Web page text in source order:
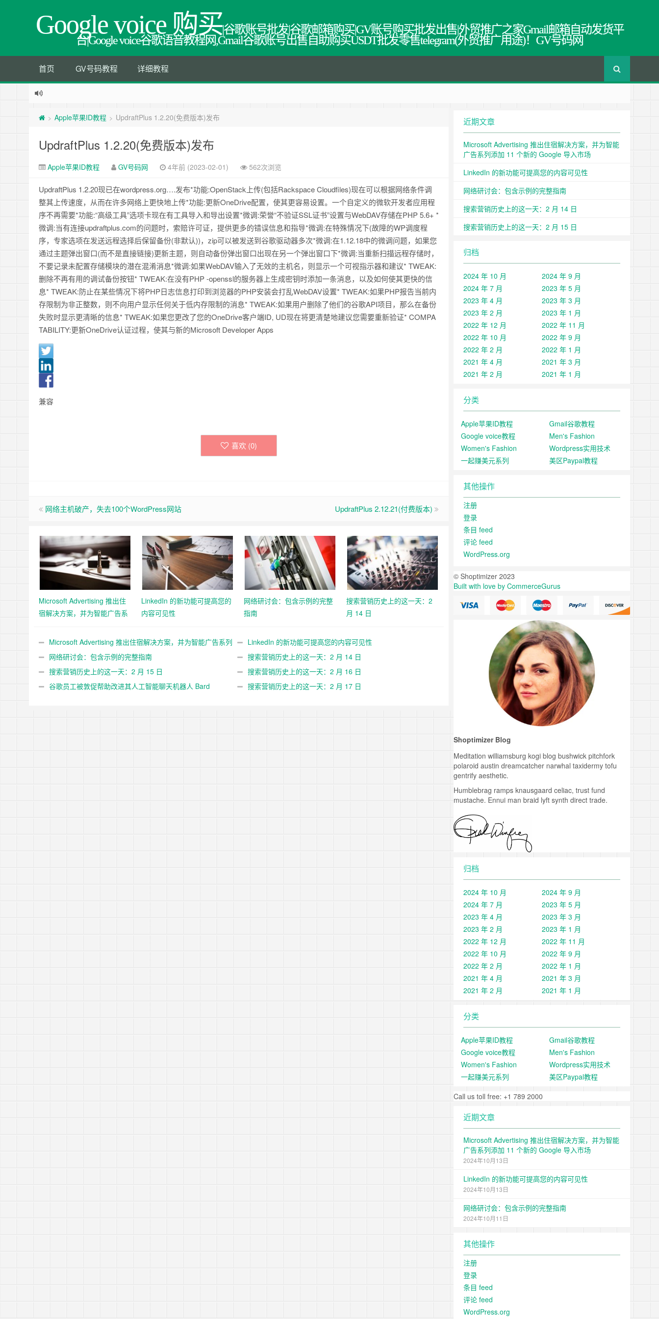
Google voice 购买|谷歌账号批发|谷歌邮箱购买|GV账号购买批发出售|外贸推广之家Gmail邮箱自动发货平
台|Google voice谷歌语音教程网,Gmail谷歌账号出售自助购买USDT批发零售telegram(外贸推广用途)！GV号码网
首页 GV号码教程 详细教程
> Apple苹果ID教程 > UpdraftPlus 1.2.20(免费版本)发布
UpdraftPlus 1.2.20(免费版本)发布
Apple苹果ID教程 GV号码网 4年前 (2023-02-01) 562次浏览
UpdraftPlus 1.2.20现已在wordpress.org….发布*功能:OpenStack上传(包括Rackspace Cloudfiles)现在可以根据网络条件调
整其上传速度，从而在许多网络上更快地上传*功能:更新OneDrive配置，使其更容易设置。一个自定义的微软开发者应用程
序不再需要*功能:“高级工具”选项卡现在有工具导入和导出设置*微调:荣誉“不验证SSL证书”设置与WebDAV存储在PHP 5.6+ *
微调:当有连接updraftplus.com的问题时，索赔许可证，提供更多的错误信息和指导*微调:在特殊情况下(故障的WP调度程
序，专家选项在发送远程选择后保留备份(非默认))，zip可以被发送到谷歌驱动器多次*微调:在1.12.18中的微调问题，如果您
通过主题弹出窗口(而不是直接链接)更新主题，则自动备份弹出窗口出现在另一个弹出窗口下*微调:当重新扫描远程存储时，
不要记录未配置存储模块的潜在混淆消息*微调:如果WebDAV输入了无效的主机名，则显示一个可视指示器和建议* TWEAK:
删除不再有用的调试备份按钮* TWEAK:在没有PHP -openssl的服务器上生成密钥时添加一条消息，以及如何使其更快的信
息* TWEAK:防止在某些情况下将PHP日志信息打印到浏览器的PHP安装会打乱WebDAV设置* TWEAK:如果PHP报告当前内
存限制为非正整数，则不向用户显示任何关于低内存限制的消息* TWEAK:如果用户删除了他们的谷歌API项目，那么在备份
失败时显示更清晰的信息* TWEAK:如果您更改了您的OneDrive客户端ID, UD现在将更清楚地建议您需要重新验证* COMPA
TABILITY:更新OneDrive认证过程，使其与新的Microsoft Developer Apps
兼容
喜欢 (0)
网络主机破产，失去100个WordPress网站 UpdraftPlus 2.12.21(付费版本)
Microsoft Advertising 推出住
宿解决方案，并为智能广告系
入市场
LinkedIn 的新功能可提高您的
内容可见性
网络研讨会：包含示例的完整
指南
搜索营销历史上的这一天：2
月 14 日
Microsoft Advertising 推出住宿解决方案，并为智能广告系列
添加 11 个新的 Google 导入市场
LinkedIn 的新功能可提高您的内容可见性
网络研讨会：包含示例的完整指南
搜索营销历史上的这一天：2 月 14 日
搜索营销历史上的这一天：2 月 15 日
搜索营销历史上的这一天：2 月 16 日
谷歌员工被敦促帮助改进其人工智能聊天机器人 Bard
搜索营销历史上的这一天：2 月 17 日
近期文章
Microsoft Advertising 推出住宿解决方案，并为智能
广告系列添加 11 个新的 Google 导入市场
LinkedIn 的新功能可提高您的内容可见性
网络研讨会：包含示例的完整指南
搜索营销历史上的这一天：2 月 14 日
搜索营销历史上的这一天：2 月 15 日
归档
2024 年 10 月
2024 年 9 月
2024 年 7 月
2023 年 5 月
2023 年 4 月
2023 年 3 月
2023 年 2 月
2023 年 1 月
2022 年 12 月
2022 年 11 月
2022 年 10 月
2022 年 9 月
2022 年 2 月
2022 年 1 月
2021 年 4 月
2021 年 3 月
2021 年 2 月
2021 年 1 月
分类
Apple苹果ID教程
Gmail谷歌教程
Google voice教程
Men's Fashion
Women's Fashion
Wordpress实用技术
一起赚美元系列
美区Paypal教程
其他操作
注册
登录
条目 feed
评论 feed
WordPress.org
© Shoptimizer 2023
Built with love by CommerceGurus
Shoptimizer Blog
Meditation williamsburg kogi blog bushwick pitchfork
polaroid austin dreamcatcher narwhal taxidermy tofu
gentrify aesthetic.
Humblebrag ramps knausgaard celiac, trust fund
mustache. Ennui man braid lyft synth direct trade.
归档
2024 年 10 月
2024 年 9 月
2024 年 7 月
2023 年 5 月
2023 年 4 月
2023 年 3 月
2023 年 2 月
2023 年 1 月
2022 年 12 月
2022 年 11 月
2022 年 10 月
2022 年 9 月
2022 年 2 月
2022 年 1 月
2021 年 4 月
2021 年 3 月
2021 年 2 月
2021 年 1 月
分类
Apple苹果ID教程
Gmail谷歌教程
Google voice教程
Men's Fashion
Women's Fashion
Wordpress实用技术
一起赚美元系列
美区Paypal教程
Call us toll free: +1 789 2000
近期文章
Microsoft Advertising 推出住宿解决方案，并为智能
广告系列添加 11 个新的 Google 导入市场
2024年10月13日
LinkedIn 的新功能可提高您的内容可见性
2024年10月13日
网络研讨会：包含示例的完整指南
2024年10月11日
其他操作
注册
登录
条目 feed
评论 feed
WordPress.org